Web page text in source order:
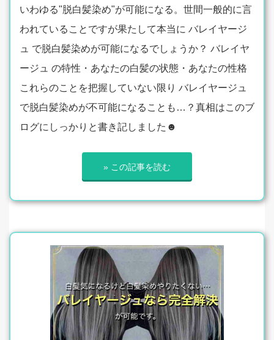
いわゆる"脱白髪染め"が可能になる。世間一般的に言
われていることですが果たして本当に バレイヤージ
ュ で脱白髪染めが可能になるでしょうか？ バレイヤ
ージュ の特性・あなたの白髪の状態・あなたの性格
これらのことを把握していない限り バレイヤージュ
で脱白髪染めが不可能になることも…？真相はこのブ
ログにしっかりと書き記しました☻
» この記事を読む